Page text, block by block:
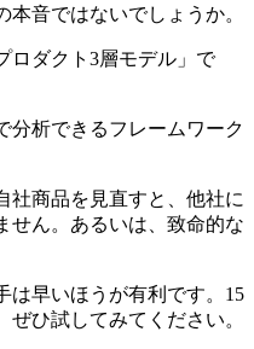
音ではないでしょうか。
ロダクト3層モデル」で
分析できるフレームワーク
社商品を見直すと、他社に
せん。あるいは、致命的な
は早いほうが有利です。15
ひ試してみてください。